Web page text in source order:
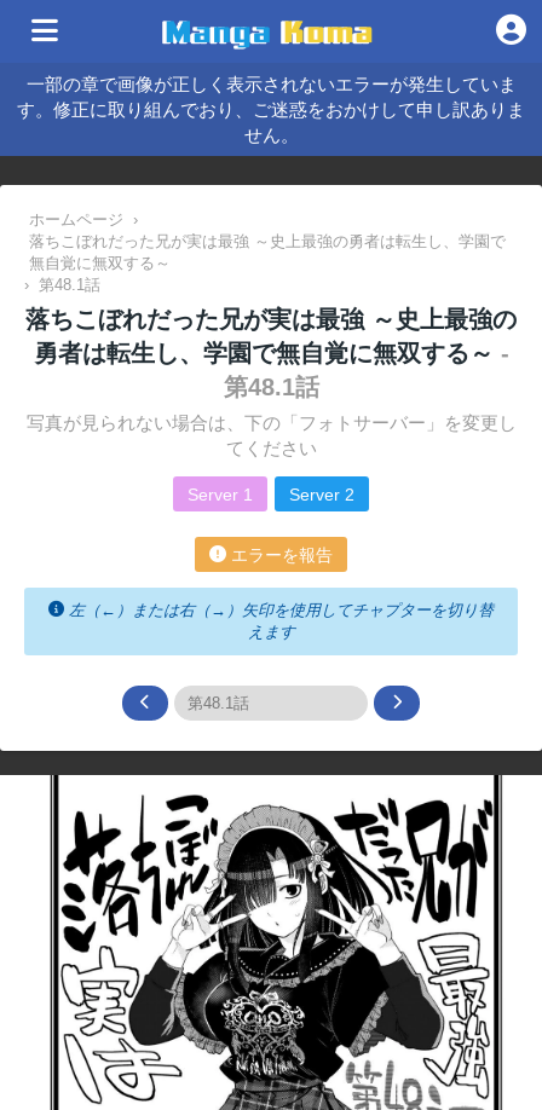
一部の章で画像が正しく表示されないエラーが発生していま
す。修正に取り組んでおり、ご迷惑をおかけして申し訳ありま
せん。
ホームページ
›
落ちこぼれだった兄が実は最強 ～史上最強の勇者は転生し、学園で
無自覚に無双する～
› 第48.1話
落ちこぼれだった兄が実は最強 ～史上最強の
勇者は転生し、学園で無自覚に無双する～ -
第48.1話
写真が見られない場合は、下の「フォトサーバー」を変更し
てください
Server 1 Server 2
エラーを報告
左（←）または右（→）矢印を使用してチャプターを切り替
えます